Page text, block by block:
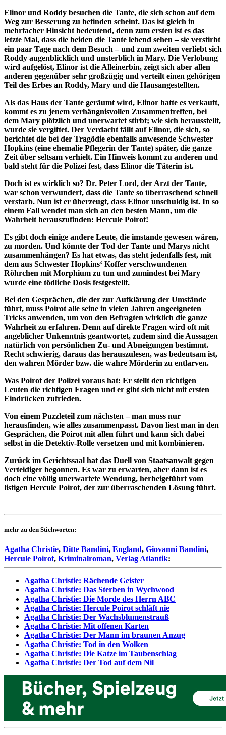
Elinor und Roddy besuchen die Tante, die sich schon auf dem
Weg zur Besserung zu befinden scheint. Das ist gleich in
mehrfacher Hinsicht bedeutend, denn zum ersten ist es das
letzte Mal, dass die beiden die Tante lebend sehen – sie verstirbt
ein paar Tage nach dem Besuch – und zum zweiten verliebt sich
Roddy augenblicklich und unsterblich in Mary. Die Verlobung
wird aufgelöst, Elinor ist die Alleinerbin, zeigt sich aber allen
anderen gegenüber sehr großzügig und verteilt einen gehörigen
Teil des Erbes an Roddy, Mary und die Hausangestellten.
Als das Haus der Tante geräumt wird, Elinor hatte es verkauft,
kommt es zu jenem verhängnisvollen Zusammentreffen, bei
dem Mary plötzlich und unerwartet stirbt; wie sich herausstellt,
wurde sie vergiftet. Der Verdacht fällt auf Elinor, die sich, so
berichtet die bei der Tragödie ebenfalls anwesende Schwester
Hopkins (eine ehemalie Pflegerin der Tante) später, die ganze
Zeit über seltsam verhielt. Ein Hinweis kommt zu anderen und
bald steht für die Polizei fest, dass Elinor die Täterin ist.
Doch ist es wirklich so? Dr. Peter Lord, der Arzt der Tante,
war schon verwundert, dass die Tante so überraschend schnell
verstarb. Nun ist er überzeugt, dass Elinor unschuldig ist. In so
einem Fall wendet man sich an den besten Mann, um die
Wahrheit herauszufinden: Hercule Poirot!
Es gibt doch einige andere Leute, die imstande gewesen wären,
zu morden. Und könnte der Tod der Tante und Marys nicht
zusammenhängen? Es hat etwas, das steht jedenfalls fest, mit
dem aus Schwester Hopkins‘ Koffer verschwundenen
Röhrchen mit Morphium zu tun und zumindest bei Mary
wurde eine tödliche Dosis festgestellt.
Bei den Gesprächen, die der zur Aufklärung der Umstände
führt, muss Poirot alle seine in vielen Jahren angeeigneten
Tricks anwenden, um von den Befragten wirklich die ganze
Wahrheit zu erfahren. Denn auf direkte Fragen wird oft mit
angeblicher Unkenntnis geantwortet, zudem sind die Aussagen
natürlich von persönlichen Zu- und Abneigungen bestimmt.
Recht schwierig, daraus das herauszulesen, was bedeutsam ist,
den wahren Mörder bzw. die wahre Mörderin zu entlarven.
Was Poirot der Polizei voraus hat: Er stellt den richtigen
Leuten die richtigen Fragen und er gibt sich nicht mit ersten
Eindrücken zufrieden.
Von einem Puzzleteil zum nächsten – man muss nur
herausfinden, wie alles zusammenpasst. Davon liest man in den
Gesprächen, die Poirot mit allen führt und kann sich dabei
selbst in die Detektiv-Rolle versetzen und mit kombinieren.
Zurück im Gerichtssaal hat das Duell von Staatsanwalt gegen
Verteidiger begonnen. Es war zu erwarten, aber dann ist es
doch eine völlig unerwartete Wendung, herbeigeführt vom
listigen Hercule Poirot, der zur überraschenden Lösung führt.
mehr zu den Stichworten:
Agatha Christie, Ditte Bandini, England, Giovanni Bandini,
Hercule Poirot, Kriminalroman, Verlag Atlantik:
Agatha Christie: Rächende Geister
Agatha Christie: Das Sterben in Wychwood
Agatha Christie: Die Morde des Herrn ABC
Agatha Christie: Hercule Poirot schläft nie
Agatha Christie: Der Wachsblumenstrauß
Agatha Christie: Mit offenen Karten
Agatha Christie: Der Mann im braunen Anzug
Agatha Christie: Tod in den Wolken
Agatha Christie: Die Katze im Taubenschlag
Agatha Christie: Der Tod auf dem Nil